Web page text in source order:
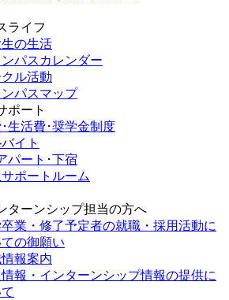
ライフ
の生活
パスカレンダー
ル活動
パスマップ
ポート
生活費･奨学金制度
イト
パート･下宿
ポートルーム
ターンシップ担当の方へ
業・修了予定者の就職・採用活動に
の御願い
報案内
報・インターンシップ情報の提供に